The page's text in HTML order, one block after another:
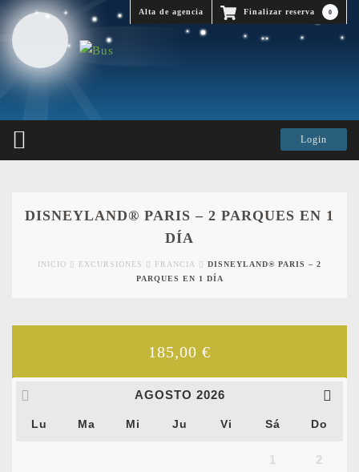
Finalizar reserva 0
Alta de agencia
DISNEYLAND® PARIS – 2 PARQUES EN 1
DÍA
INICIO EXCURSIONES FRANCIA
DISNEYLAND® PARIS – 2
PARQUES EN 1 DÍA
185,00 €
AGOSTO 2026
Lu Ma Mi Ju Vi Sá Do
1 2